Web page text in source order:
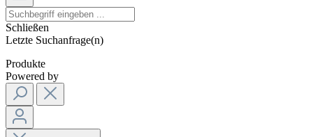
Schließen
Letzte Suchanfrage(n)
Produkte
Powered by